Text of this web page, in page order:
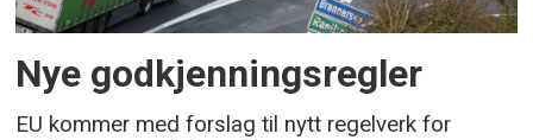
Nye godkjenningsregler
EU kommer med forslag til nytt regelverk for